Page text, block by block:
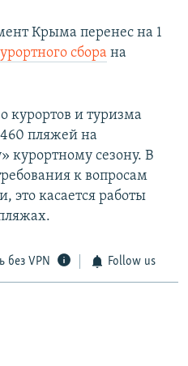
Крыма перенес на 1
сбора на
курортов и туризма
460 пляжей на
курортному сезону. В
к вопросам
это касается работы
без VPN Follow us